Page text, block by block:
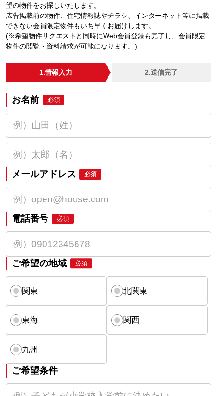
望の物件をお探しいたします。
広告掲載前の物件、住宅情報誌やチラシ、インターネット等に掲載
できない会員限定物件もいち早くお届けします。
(※希望物件リクエストと同時にWeb会員登録も完了し、会員限定
物件の閲覧・資料請求が可能になります。)
1.情報入力 2.送信完了
お名前 必須
メールアドレス 必須
電話番号 必須
ご希望の地域 必須
関東 北関東
東海 関西
九州
ご希望条件